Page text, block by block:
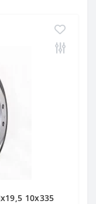
10x335